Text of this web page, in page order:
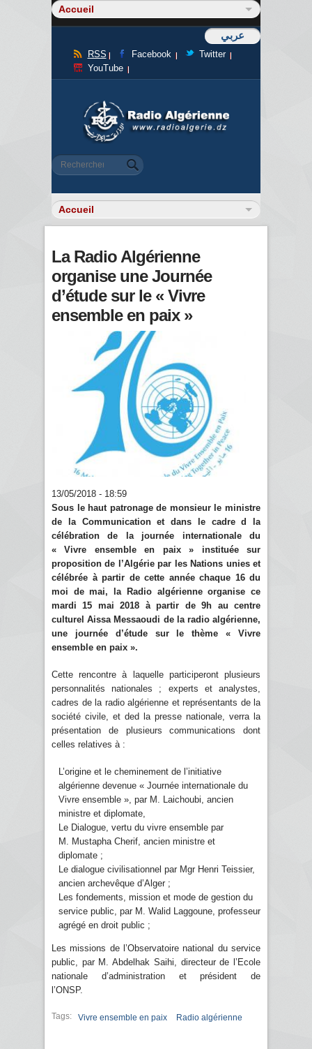
عربي
RSS Facebook
Twitter
YouTube
Formulaire de recherche
Rechercher
La Radio Algérienne
organise une Journée
d’étude sur le « Vivre
ensemble en paix »
13/05/2018 - 18:59
Sous le haut patronage de monsieur le ministre
de la Communication et dans le cadre d la
célébration de la journée internationale du
« Vivre ensemble en paix » instituée sur
proposition de l’Algérie par les Nations unies et
célébrée à partir de cette année chaque 16 du
moi de mai, la Radio algérienne organise ce
mardi 15 mai 2018 à partir de 9h au centre
culturel Aissa Messaoudi de la radio algérienne,
une journée d’étude sur le thème « Vivre
ensemble en paix ».
Cette rencontre à laquelle participeront plusieurs
personnalités nationales ; experts et analystes,
cadres de la radio algérienne et représentants de la
société civile, et ded la presse nationale, verra la
présentation de plusieurs communications dont
celles relatives à :
L’origine et le cheminement de l’initiative
algérienne devenue « Journée internationale du
Vivre ensemble », par M. Laichoubi, ancien
ministre et diplomate,
Le Dialogue, vertu du vivre ensemble par
M. Mustapha Cherif, ancien ministre et
diplomate ;
Le dialogue civilisationnel par Mgr Henri Teissier,
ancien archevêque d’Alger ;
Les fondements, mission et mode de gestion du
service public, par M. Walid Laggoune, professeur
agrégé en droit public ;
Les missions de l’Observatoire national du service
public, par M. Abdelhak Saihi, directeur de l’Ecole
nationale d’administration et président de
l’ONSP.
Tags: Vivre ensemble en paix Radio algérienne